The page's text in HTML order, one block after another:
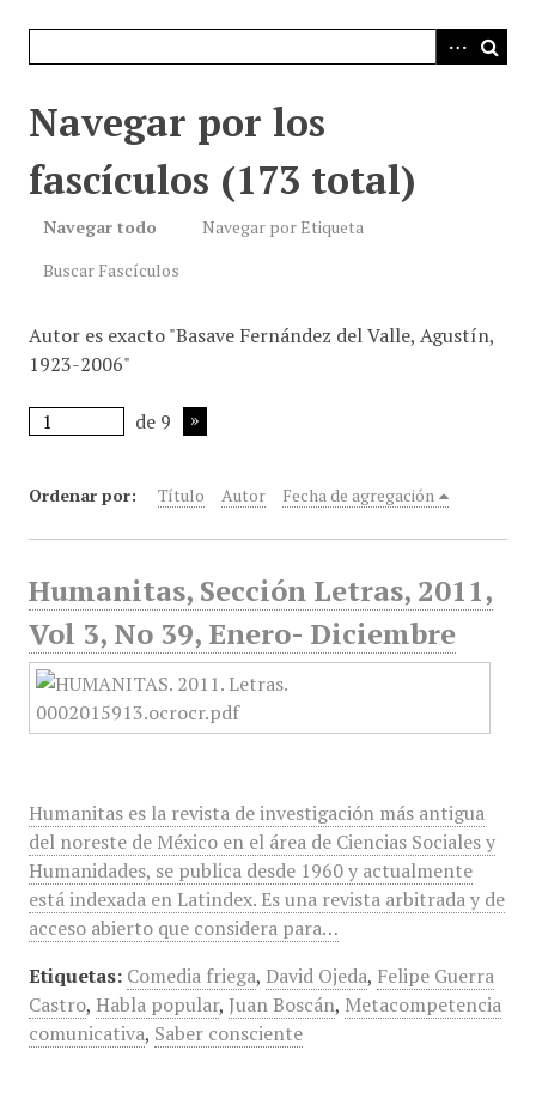
Navegar por los
fascículos (173 total)
Navegar todo
Navegar por Etiqueta
Buscar Fascículos
Autor es exacto "Basave Fernández del Valle, Agustín,
1923-2006"
de 9
Ordenar por: Título Autor Fecha de agregación
Humanitas, Sección Letras, 2011,
Vol 3, No 39, Enero- Diciembre
Humanitas es la revista de investigación más antigua
del noreste de México en el área de Ciencias Sociales y
Humanidades, se publica desde 1960 y actualmente
está indexada en Latindex. Es una revista arbitrada y de
acceso abierto que considera para…
Etiquetas: Comedia friega, David Ojeda, Felipe Guerra
Castro, Habla popular, Juan Boscán, Metacompetencia
comunicativa, Saber consciente